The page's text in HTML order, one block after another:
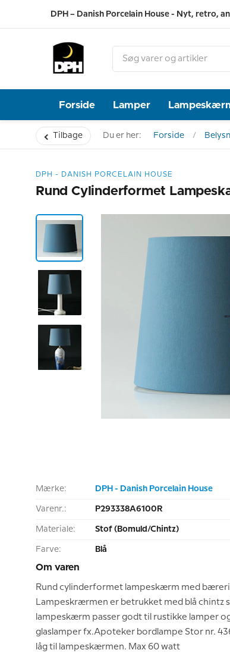
DPH – Danish Porcelain House - Nyt, retro,
Forside Lamper
Tilbage Du er her: Forside
DPH - DANISH PORCELAIN HOUSE
Rund Cylinderformet
Mærke: DPH - Danish Porcelain House
Varenr.: P293338A6100R
Materiale: Stof (Bomuld/Chintz)
Farve: Blå
Om varen
Rund cylinderformet lampeskærm med
Lampeskrærmen er betrukket med blå chintz
lampeskærm passer godt til rustikke lamper
glaslamper fx.Apoteker bordlampe Stor nr.
låg til lampeskærmen. Max 60 watt